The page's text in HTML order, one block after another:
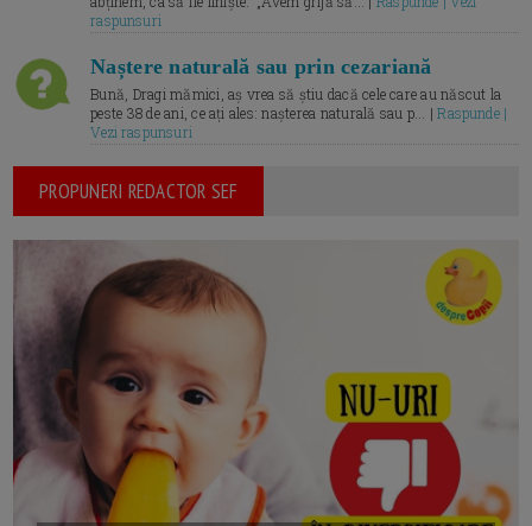
raspunsuri
Naștere naturală sau prin cezariană
Bună, Dragi mămici, aș vrea să știu dacă cele care au născut la
peste 38 de ani, ce ați ales: nașterea naturală sau p... |Raspunde |
Vezi raspunsuri
PROPUNERI REDACTOR SEF